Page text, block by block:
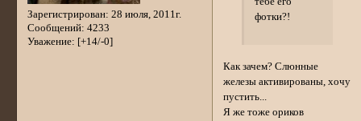
Зарегистрирован: 28 июля, 2011г.
Сообщений: 4233
Уважение: [+14/-0]
фотки?!
Как зачем? Слюнные
железы активированы, хочу
пустить...
Я же тоже ориков